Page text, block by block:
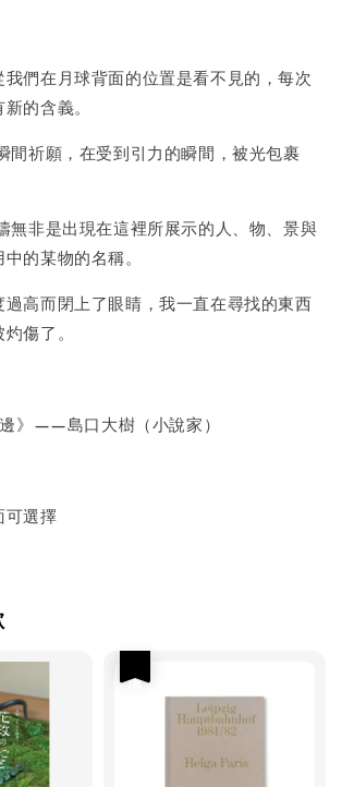
們在月球背面的位置是看不見的，每次
的含義。
間祈願，在受到引力的瞬間，被光包裹
無非是出現在這裡所展示的人、物、景與
的某物的名稱。
高而閉上了眼睛，我一直在尋找的東西
傷了。
》——島口大樹（小說家）
可選擇